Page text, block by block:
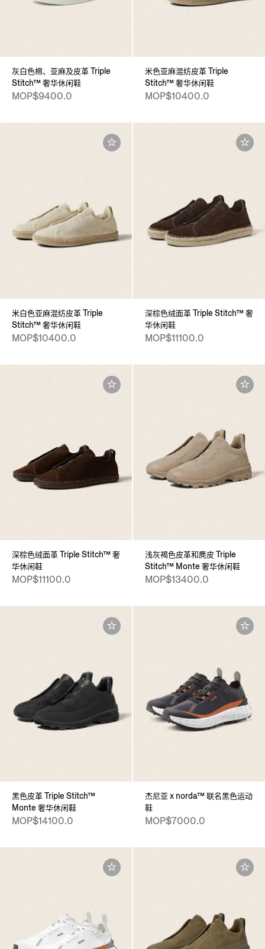
灰白色棉、亚麻及皮革 Triple
Stitch™ 奢华休闲鞋
MOP$9400.0
米色亚麻混纺皮革 Triple
Stitch™ 奢华休闲鞋
MOP$10400.0
米白色亚麻混纺皮革 Triple
Stitch™ 奢华休闲鞋
MOP$10400.0
深棕色绒面革 Triple Stitch™ 奢
华休闲鞋
MOP$11100.0
深棕色绒面革 Triple Stitch™ 奢
华休闲鞋
MOP$11100.0
浅灰褐色皮革和麂皮 Triple
Stitch™ Monte 奢华休闲鞋
MOP$13400.0
黑色皮革 Triple Stitch™
Monte 奢华休闲鞋
MOP$14100.0
杰尼亚 x norda™ 联名黑色运动
鞋
MOP$7000.0